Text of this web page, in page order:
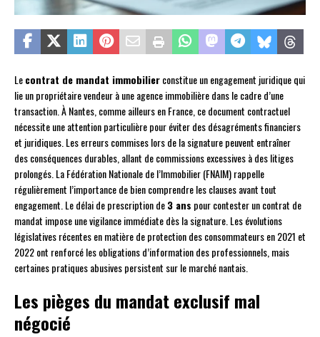
Lecontrat de mandat immobilierconstitue un engagement juridique qui
lie un propriétaire vendeur à une agence immobilière dans le cadre d’une
transaction. À Nantes, comme ailleurs en France, ce document contractuel
nécessite une attention particulière pour éviter des désagréments financiers
et juridiques. Les erreurs commises lors de la signature peuvent entraîner
des conséquences durables, allant de commissions excessives à des litiges
prolongés. La Fédération Nationale de l’Immobilier (FNAIM) rappelle
régulièrement l’importance de bien comprendre les clauses avant tout
engagement. Le délai de prescription de3 ans pour contester un contrat de
mandat impose une vigilance immédiate dès la signature. Les évolutions
législatives récentes en matière de protection des consommateurs en 2021 et
2022 ont renforcé les obligations d’information des professionnels, mais
certaines pratiques abusives persistent sur le marché nantais.
Les pièges du mandat exclusif mal
négocié